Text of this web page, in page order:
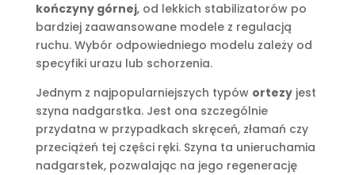
kończyny górnej, od lekkich stabilizatorów po
bardziej zaawansowane modele z regulacją
ruchu. Wybór odpowiedniego modelu zależy od
specyfiki urazu lub schorzenia.
Jednym z najpopularniejszych typów ortezyjest
szyna nadgarstka. Jest ona szczególnie
przydatna w przypadkach skręceń, złamań czy
przeciążeń tej części ręki. Szyna ta unieruchamia
nadgarstek, pozwalając na jego regenerację